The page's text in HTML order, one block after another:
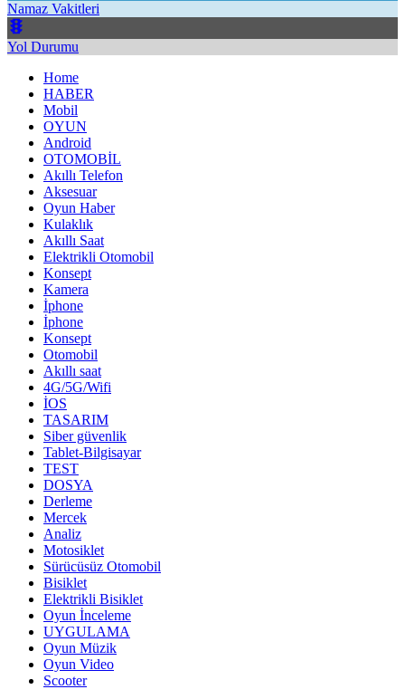
Namaz Vakitleri
Yol Durumu
Home
HABER
Mobil
OYUN
Android
OTOMOBİL
Akıllı Telefon
Aksesuar
Oyun Haber
Kulaklık
Akıllı Saat
Elektrikli Otomobil
Konsept
Kamera
İphone
İphone
Konsept
Otomobil
Akıllı saat
4G/5G/Wifi
İOS
TASARIM
Siber güvenlik
Tablet-Bilgisayar
TEST
DOSYA
Derleme
Mercek
Analiz
Motosiklet
Sürücüsüz Otomobil
Bisiklet
Elektrikli Bisiklet
Oyun İnceleme
UYGULAMA
Oyun Müzik
Oyun Video
Scooter